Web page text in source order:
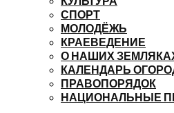
СПОРТ
МОЛОДЁЖЬ
КРАЕВЕДЕНИЕ
О НАШИХ
КАЛЕНДАРЬ
ПРАВОПОРЯДОК
НАЦИОНАЛЬНЫЕ